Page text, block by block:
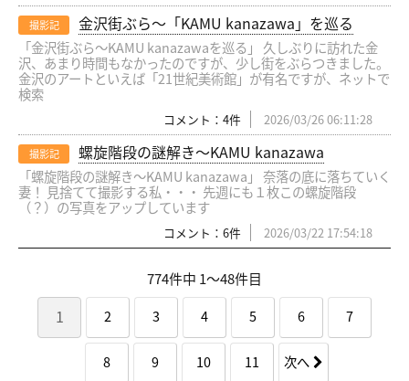
撮影記 金沢街ぶら〜「KAMU kanazawa」を巡る
「金沢街ぶら〜KAMU kanazawaを巡る」 久しぶりに訪れた金
沢、あまり時間もなかったのですが、少し街をぶらつきました。
金沢のアートといえば「21世紀美術館」が有名ですが、ネットで
検索
コメント：4件 2026/03/26 06:11:28
撮影記 螺旋階段の謎解き〜KAMU kanazawa
「螺旋階段の謎解き〜KAMU kanazawa」 奈落の底に落ちていく
妻！ 見捨てて撮影する私・・・ 先週にも１枚この螺旋階段
（？）の写真をアップしています
コメント：6件 2026/03/22 17:54:18
774件中 1〜48件目
1 2 3 4 5 6 7
8 9 10 11 次へ